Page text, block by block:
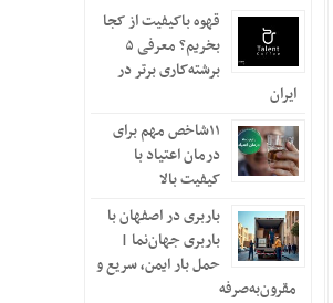
قهوه باکیفیت از کجا
بخریم؟ معرفی ۵
برشته‌کاری برتر در
ایران
۱۱شاخص مهم برای
درمان اعتیاد با
کیفیت بالا
باربری در اصفهان با
باربری جهان‌نما |
حمل بار ایمن، سریع و
مقرون‌به‌صرفه